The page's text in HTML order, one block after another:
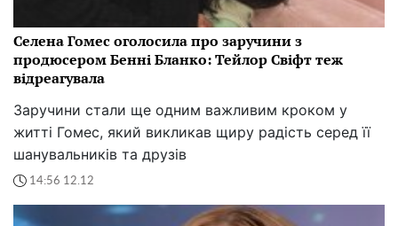
Селена Гомес оголосила про заручини з
продюсером Бенні Бланко: Тейлор Свіфт теж
відреагувала
Заручини стали ще одним важливим кроком у
житті Гомес, який викликав щиру радість серед її
шанувальників та друзів
14:56 12.12